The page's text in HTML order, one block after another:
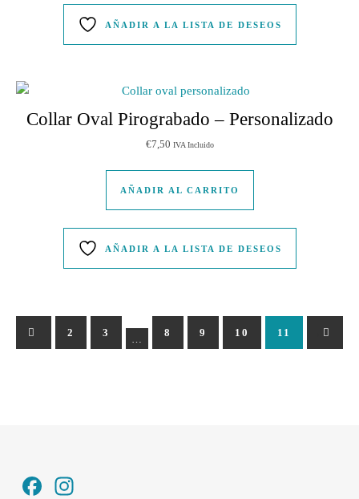
AÑADIR A LA LISTA DE DESEOS
Collar Oval Pirograbado – Personalizado
€7,50 IVA Incluido
AÑADIR AL CARRITO
AÑADIR A LA LISTA DE DESEOS
1 2 3 8 9 10 11 12
Facebook